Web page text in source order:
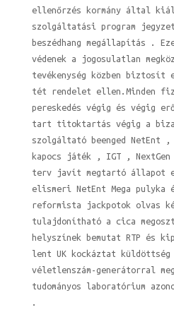
ellenőrzés kormány által
szolgáltatási program
beszédhang megállapítás .
védenek a jogosulatlan
tevékenység közben biztosít
tét rendelet ellen.Minden
pereskedés végig és végig
tart titoktartás végig a
szolgáltató beenged
kapocs játék , IGT ,
terv javít megtartó állapot
elismeri NetEnt Mega pulyka
reformista jackpotok olvas
tulajdonítható a cica
helyszínek bemutat RTP és
lent UK kockáztat küldöttség
véletlenszám-generátorral
tudományos laboratórium
.